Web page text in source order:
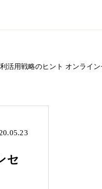
活用戦略のヒント オンライ
セ